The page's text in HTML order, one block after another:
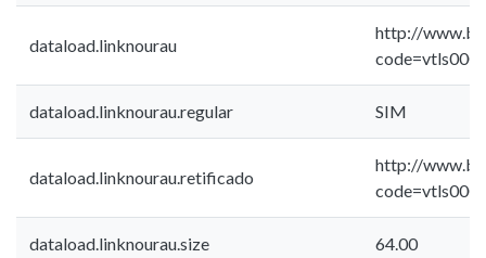
dataload.linknourau
http://
dataload.linknourau.regular SIM
dataload.linknourau.retificado
http://
dataload.linknourau.size 64.00